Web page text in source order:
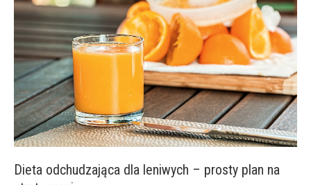
Dieta odchudzająca dla leniwych – prosty plan na